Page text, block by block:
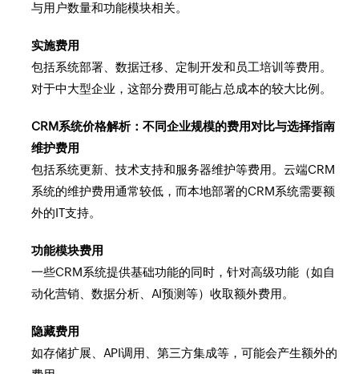
与用户数量和功能模块相关。
实施费用
包括系统部署、数据迁移、定制开发和员工培训等费用。
对于中大型企业，这部分费用可能占总成本的较大比例。
CRM系统价格解析：不同企业规模的费用对比与选择指南
维护费用
包括系统更新、技术支持和服务器维护等费用。云端CRM
系统的维护费用通常较低，而本地部署的CRM系统需要额
外的IT支持。
功能模块费用
一些CRM系统提供基础功能的同时，针对高级功能（如自
动化营销、数据分析、AI预测等）收取额外费用。
隐藏费用
如存储扩展、API调用、第三方集成等，可能会产生额外的